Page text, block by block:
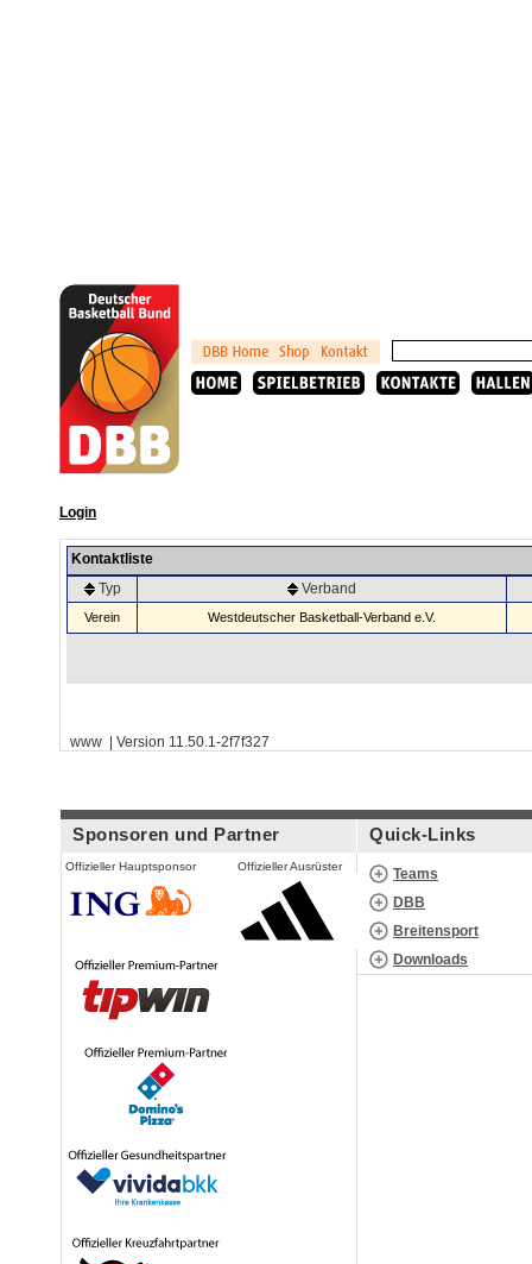
Login
Kontaktliste
Typ
Verband
Verein Westdeutscher Basketball-Verband e.V.
www | Version 11.50.1-2f7f327
Sponsoren und Partner
Offizieller Hauptsponsor Offizieller Ausrüster
Quick-Links
Teams
DBB
Breitensport
Downloads